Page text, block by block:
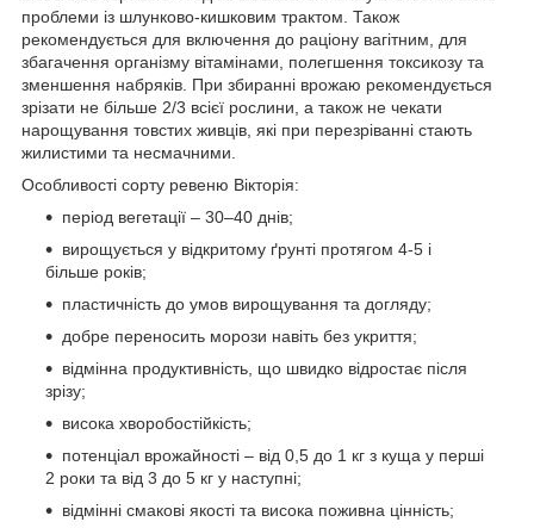
проблеми із шлунково-кишковим трактом. Також
рекомендується для включення до раціону вагітним, для
збагачення організму вітамінами, полегшення токсикозу та
зменшення набряків. При збиранні врожаю рекомендується
зрізати не більше 2/3 всієї рослини, а також не чекати
нарощування товстих живців, які при перезріванні стають
жилистими та несмачними.
Особливості сорту ревеню Вікторія:
період вегетації – 30–40 днів;
вирощується у відкритому ґрунті протягом 4-5 і
більше років;
пластичність до умов вирощування та догляду;
добре переносить морози навіть без укриття;
відмінна продуктивність, що швидко відростає після
зрізу;
висока хворобостійкість;
потенціал врожайності – від 0,5 до 1 кг з куща у перші
2 роки та від 3 до 5 кг у наступні;
відмінні смакові якості та висока поживна цінність;